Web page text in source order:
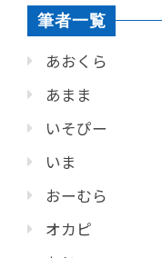
筆者一覧
あおくら
あまま
いそぴー
いま
おーむら
オカピ